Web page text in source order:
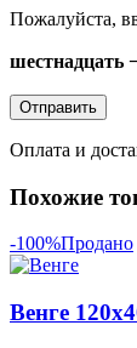
Пожалуйста,
шестнадцать
Оплата и
Похожие
-100%Продано
Венге